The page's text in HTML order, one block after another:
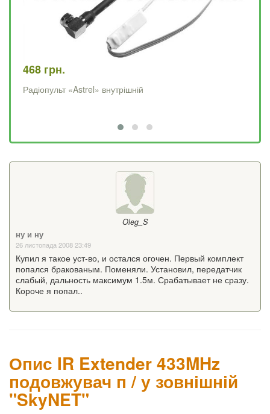
468 грн.
Радіопульт «Astrel» внутрішній
Oleg_S
ну и ну
26 листопада 2008 23:49
Купил я такое уст-во, и остался огочен. Первый комплект
попался бракованым. Поменяли. Установил, передатчик
слабый, дальность максимум 1.5м. Срабатывает не сразу.
Короче я попал..
Опис IR Extender 433MHz
подовжувач п / у зовнішній
"SkyNET"